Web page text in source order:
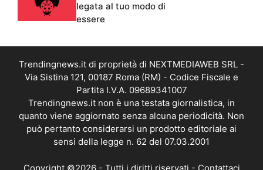
legata al tuo modo di
essere
Trendingnews.it di proprietà di NEXTMEDIAWEB SRL -
Via Sistina 121, 00187 Roma (RM) - Codice Fiscale e
Partita I.V.A. 09689341007
Trendingnews.it non è una testata giornalistica, in
quanto viene aggiornato senza alcuna periodicità. Non
può pertanto considerarsi un prodotto editoriale ai
sensi della legge n. 62 del 07.03.2001
Copyright ©2026 - Tutti i diritti riservati - Contattaci